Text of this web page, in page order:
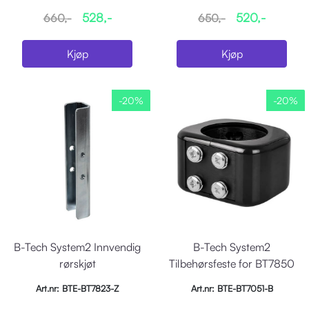
660,- 528,-
Kjøp
650,- 520,-
Kjøp
-20%
B-Tech System2 Innvendig
rørskjøt
Art.nr: BTE-BT7823-Z
-20%
B-Tech System2
Tilbehørsfeste for BT7850
Art.nr: BTE-BT7051-B